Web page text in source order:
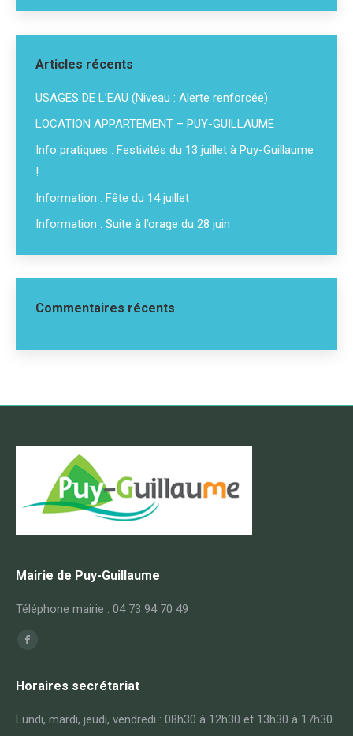
Articles récents
USAGES DE L’EAU (Niveau : Alerte renforcée)
LOCATION APPARTEMENT – PUY-GUILLAUME
Info pratiques : Festivités du 13 juillet à Puy-Guillaume
!
Information : Fête du 14 juillet
Information : Suite à l’orage du 28 juin
Commentaires récents
Mairie de Puy-Guillaume
Téléphone mairie : 04 73 94 70 49
Trouvez nous sur :
Facebook
opens
Horaires secrétariat
Lundi, mardi, jeudi, vendredi : 08h30 à 12h30 et 13h30 à 17h30.